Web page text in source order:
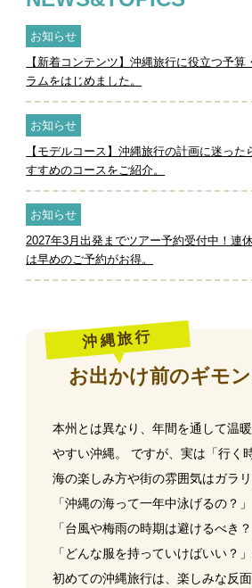
お知らせ
【新着コンテンツ】沖縄旅行に役立つ予算
ラムをはじめました。
お知らせ
【モデルコース】沖縄旅行の計画に迷っ
すすめのコースをご紹介。
お知らせ
2027年3月出発までツアー予約受付中！連
は早めのご予約がお得。
沖縄旅行
お出かけ前のギモン
本州とは異なり、年間を通して温
やすい沖縄。
ですが、実は「行く
海の楽しみ方や街の雰囲気はガラリ
「沖縄の海って一年中泳げるの？」
「台風や梅雨の時期は避けるべき？
「どんな服を持っていけばいい？
初めての沖縄旅行は、楽しみな反